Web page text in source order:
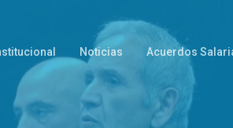
Noticias Acuerdos